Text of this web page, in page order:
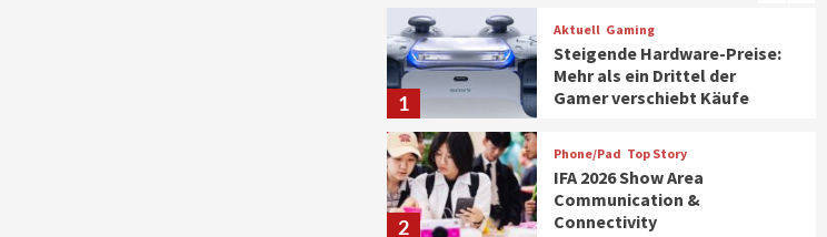
1
Aktuell Gaming
Steigende Hardware-Preise:
Mehr als ein Drittel der
Gamer verschiebt Käufe
2
Phone/Pad Top Story
IFA 2026 Show Area
Communication &
Connectivity